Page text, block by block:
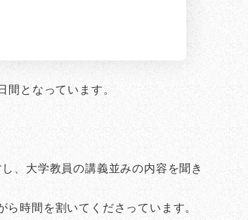
間となっています。
、大学教員の講義並みの内容を聞き
時間を割いてくださっています。